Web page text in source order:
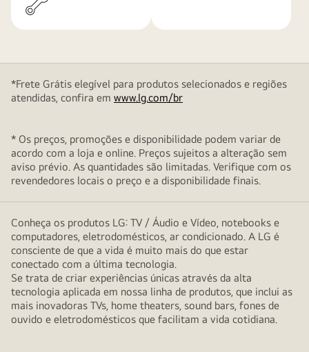
*Frete Grátis elegível para produtos selecionados e regiões
atendidas, confira em www.lg.com/br
* Os preços, promoções e disponibilidade podem variar de
acordo com a loja e online. Preços sujeitos a alteração sem
aviso prévio. As quantidades são limitadas. Verifique com os
revendedores locais o preço e a disponibilidade finais.
Conheça os produtos LG: TV / Áudio e Vídeo, notebooks e
computadores, eletrodomésticos, ar condicionado. A LG é
consciente de que a vida é muito mais do que estar
conectado com a última tecnologia.
Se trata de criar experiências únicas através da alta
tecnologia aplicada em nossa linha de produtos, que inclui as
mais inovadoras TVs, home theaters, sound bars, fones de
ouvido e eletrodomésticos que facilitam a vida cotidiana.